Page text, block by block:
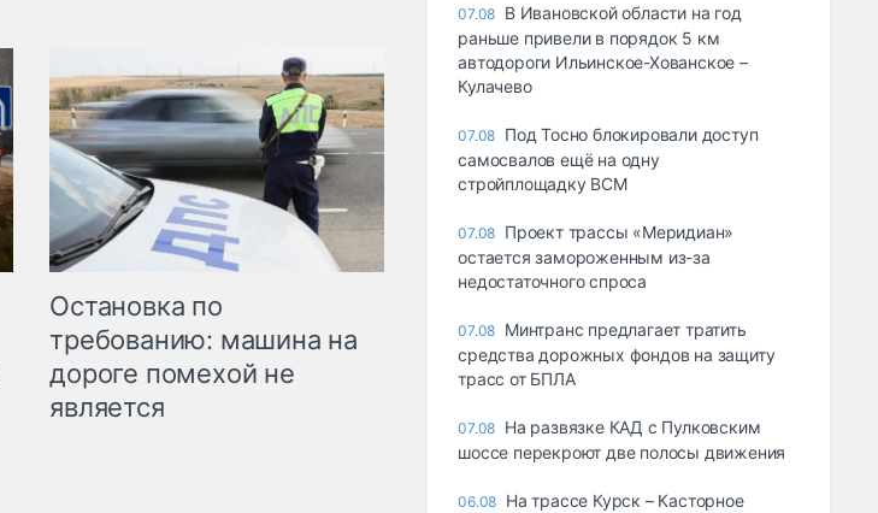
Остановка по
требованию: машина на
дороге помехой не
является
07.08 В Ивановской области на год
раньше привели в порядок 5 км
автодороги Ильинское-Хованское –
Кулачево
07.08 Под Тосно блокировали доступ
самосвалов ещё на одну
стройплощадку ВСМ
07.08 Проект трассы «Меридиан»
остается замороженным из-за
недостаточного спроса
07.08 Минтранс предлагает тратить
средства дорожных фондов на защиту
трасс от БПЛА
07.08 На развязке КАД с Пулковским
шоссе перекроют две полосы движения
06.08 На трассе Курск – Касторное